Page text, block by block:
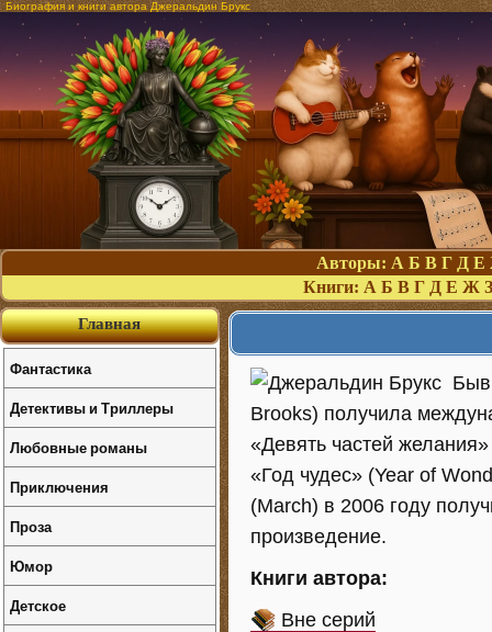
Биография и книги автора Джеральдин Брукс
Авторы: А Б В Г Д Е
Книги: А Б В Г Д Е Ж З
Brooks) получила
«Девять частей
«Год чудес» (Year of
(March) в 2006 году
произведение.
Книги автора:
Вне серий
Главная
Фантастика
Детективы и Триллеры
Любовные романы
Приключения
Проза
Юмор
Детское